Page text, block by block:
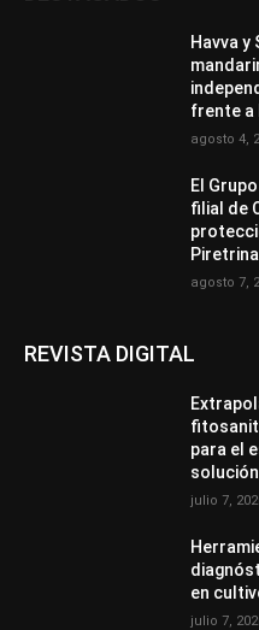
Havva
frente a
agosto 4,
El
filial de
agosto 7,
REVISTA DIGITAL
para el
julio 7,
en
julio 7,